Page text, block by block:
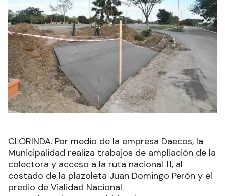
CLORINDA. Por medio de la empresa Daecos, la
Municipalidad realiza trabajos de ampliación de la
colectora y acceso a la ruta nacional 11, al
costado de la plazoleta Juan Domingo Perón y el
predio de Vialidad Nacional.